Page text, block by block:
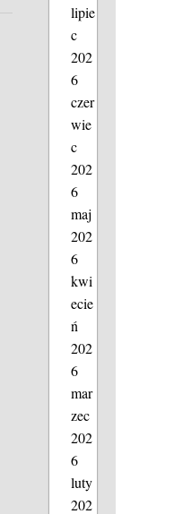
lipie
c
202
6
czer
wie
c
202
6
maj
202
6
kwi
ecie
ń
202
6
mar
zec
202
6
luty
202